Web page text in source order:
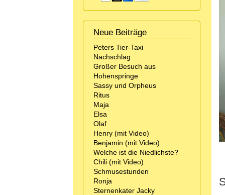
Neue Beiträge
Peters Tier-Taxi
Nachschlag
Großer Besuch aus
Hohenspringe
Sassy und Orpheus
Ritus
Maja
Elsa
Olaf
Henry (mit Video)
Benjamin (mit Video)
Welche ist die Niedlichste?
Chili (mit Video)
Schmusestunden
Ronja
Sternenkater Jacky